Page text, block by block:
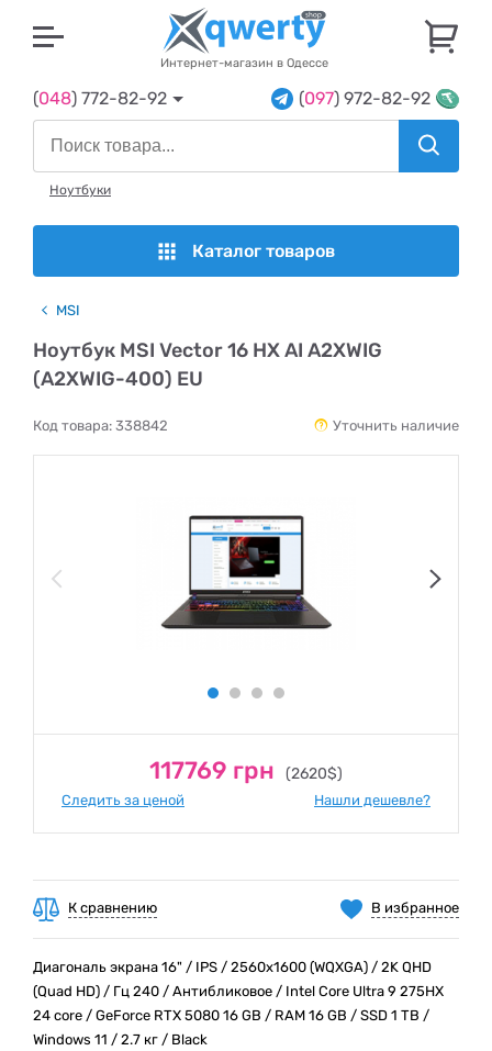
Интернет-магазин в Одессе
(048) 772-82-92 (097) 972-82-92
Ноутбуки
Каталог товаров
MSI
Ноутбук MSI Vector 16 HX AI A2XWIG
(A2XWIG-400) EU
Код товара: 338842 Уточнить наличие
117769 грн (2620$)
Следить за ценой Нашли дешевле?
В избранное
К сравнению
Диагональ экрана 16" / IPS / 2560x1600 (WQXGA) / 2K QHD
(Quad HD) / Гц 240 / Антибликовое / Intel Core Ultra 9 275HX
24 core / GeForce RTX 5080 16 GB / RAM 16 GB / SSD 1 TB /
Windows 11 / 2.7 кг / Black